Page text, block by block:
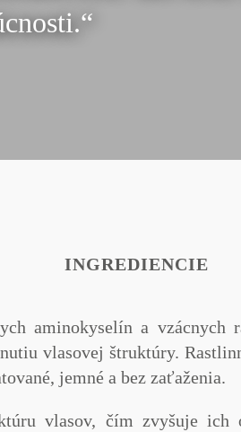
INGREDIENCIE
aminokyselín a vzácnych
vlasovej štruktúry.
jemné a bez zaťaženia.
vlasov, čím zvyšuje ich